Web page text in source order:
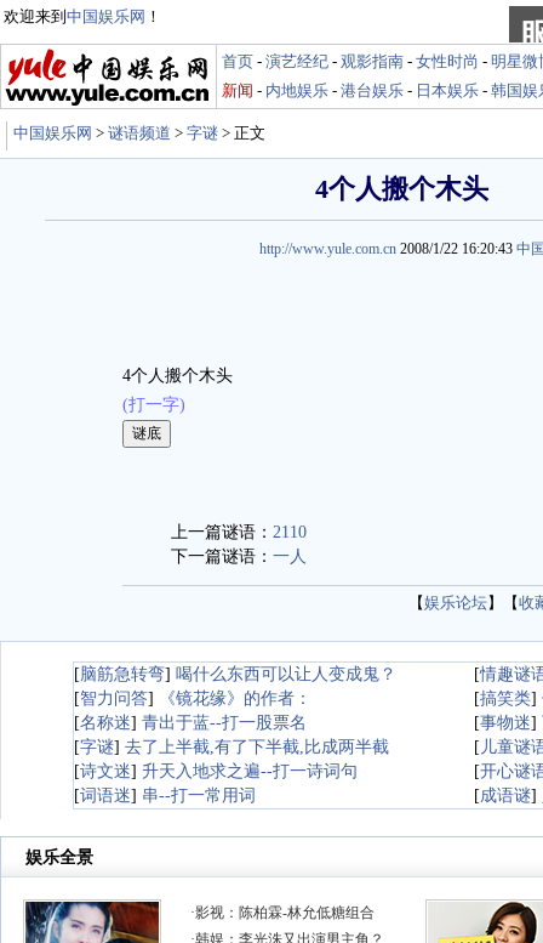
欢迎来到 中国娱乐网 ！
首页 - 演艺经纪 - 观影指南 - 女性时尚 - 明星微
新闻 - 内地娱乐 - 港台娱乐 - 日本娱乐 - 韩国娱
中国娱乐网 > 谜语频道 > 字谜 > 正文
4个人搬个木头
http://www.yule.com.cn 2008/1/22 16:20:43 中
4个人搬个木头
(打一字)
上一篇谜语： 2110
下一篇谜语： 一人
【娱乐论坛】【收
[脑筋急转弯] 喝什么东西可以让人变成鬼？ [情趣谜
[智力问答] 《镜花缘》的作者： [搞笑类]
[名称迷] 青出于蓝--打一股票名 [事物迷]
[字谜] 去了上半截,有了下半截,比成两半截 [ 儿童谜
[诗文迷] 升天入地求之遍--打一诗词句 [开心谜
[词语迷] 串--打一常用词 [成语谜]